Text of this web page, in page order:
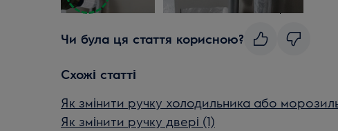
Чи була ця стаття корисною?
Схожі статті
Як змінити ручку холодильника або
Як змінити ручку двері (1)